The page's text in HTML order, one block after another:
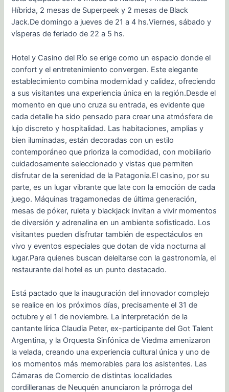
Híbrida, 2 mesas de Superpeek y 2 mesas de Black
Jack.De domingo a jueves de 21 a 4 hs.Viernes, sábado y
vísperas de feriado de 22 a 5 hs.
Hotel y Casino del Río se erige como un espacio donde el
confort y el entretenimiento convergen. Este elegante
establecimiento combina modernidad y calidez, ofreciendo
a sus visitantes una experiencia única en la región.Desde el
momento en que uno cruza su entrada, es evidente que
cada detalle ha sido pensado para crear una atmósfera de
lujo discreto y hospitalidad. Las habitaciones, amplias y
bien iluminadas, están decoradas con un estilo
contemporáneo que prioriza la comodidad, con mobiliario
cuidadosamente seleccionado y vistas que permiten
disfrutar de la serenidad de la Patagonia.El casino, por su
parte, es un lugar vibrante que late con la emoción de cada
juego. Máquinas tragamonedas de última generación,
mesas de póker, ruleta y blackjack invitan a vivir momentos
de diversión y adrenalina en un ambiente sofisticado. Los
visitantes pueden disfrutar también de espectáculos en
vivo y eventos especiales que dotan de vida nocturna al
lugar.Para quienes buscan deleitarse con la gastronomía, el
restaurante del hotel es un punto destacado.
Está pactado que la inauguración del innovador complejo
se realice en los próximos días, precisamente el 31 de
octubre y el 1 de noviembre. La interpretación de la
cantante lírica Claudia Peter, ex-participante del Got Talent
Argentina, y la Orquesta Sinfónica de Viedma amenizaron
la velada, creando una experiencia cultural única y uno de
los momentos más memorables para los asistentes. Las
Cámaras de Comercio de distintas localidades
cordilleranas de Neuquén anunciaron la prórroga del